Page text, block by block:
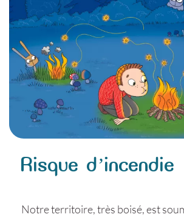
Risque d’incendie
Notre territoire, très boisé, est